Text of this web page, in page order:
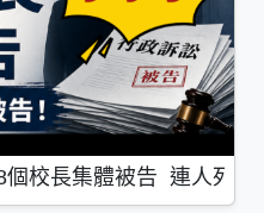
校長集體被告 連人死了